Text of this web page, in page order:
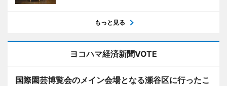
もっと見る
ヨコハマ経済新聞VOTE
国際園芸博覧会のメイン会場となる瀬谷区に行ったこ